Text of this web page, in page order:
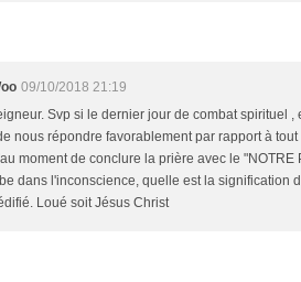
09/10/2018 21:19
Svp si le dernier jour de combat spirituel
nous répondre favorablement par rapport à
moment de conclure la prière avec le "NOTRE
dans l'inconscience, quelle est la signification
Loué soit Jésus Christ